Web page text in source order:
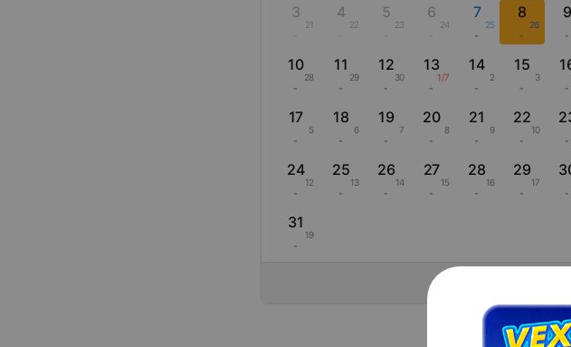
3
21
4
22
5
23
6
24
7
25
-
8
26
-
9
-
10
28
-
11
29
-
12
30
-
13
1/7
-
14
2
-
15
3
-
-
17
5
-
18
6
-
19
7
-
20
8
-
21
9
-
22
10
-
-
24
12
-
25
13
-
26
14
-
27
15
-
28
16
-
29
17
-
-
31
19
-